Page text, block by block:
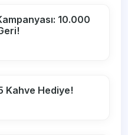
10.000
Kahve Hediye!